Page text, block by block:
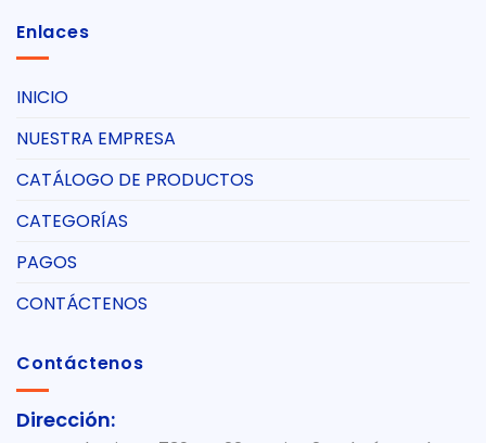
Enlaces
INICIO
NUESTRA EMPRESA
CATÁLOGO DE PRODUCTOS
CATEGORÍAS
PAGOS
CONTÁCTENOS
Contáctenos
Dirección: